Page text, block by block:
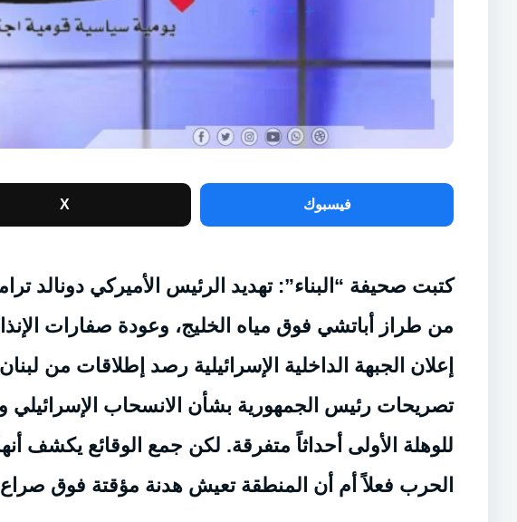
فيسبوك X
كتبت صحيفة “البناء”: تهديد الرئيس الأميركي دونالد
من طراز أباتشي فوق مياه الخليج، وعودة صفارات
إعلان الجبهة الداخلية الإسرائيلية رصد إطلاقات من
تصريحات رئيس الجمهورية بشأن الانسحاب الإسرائيلي
للوهلة الأولى أحداثاً متفرقة. لكن جمع الوقائع يكشف
الحرب فعلاً أم أن المنطقة تعيش هدنة مؤقتة فوق